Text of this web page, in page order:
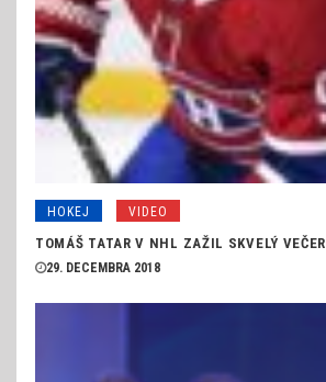
HOKEJ VIDEO
TOMÁŠ TATAR V NHL ZAŽIL SKVELÝ
29. DECEMBRA 2018